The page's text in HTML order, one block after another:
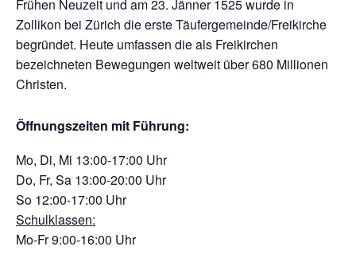
Frühen Neuzeit und am 23. Jänner 1525 wurde in
Zollikon bei Zürich die erste Täufergemeinde/Freikirche
begründet. Heute umfassen die als Freikirchen
bezeichneten Bewegungen weltweit über 680 Millionen
Christen.
Öffnungszeiten mit Führung:
Mo, Di, Mi 13:00-17:00 Uhr
Do, Fr, Sa 13:00-20:00 Uhr
So 12:00-17:00 Uhr
Schulklassen:
Mo-Fr 9:00-16:00 Uhr